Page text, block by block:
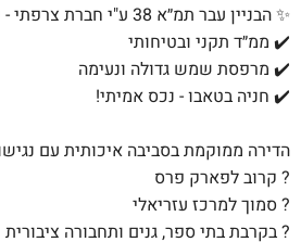
✨ הבניין עבר תמ״א 38 ע"י חברת צרפתי - כמו חדש!
✔️ ממ״ד תקני ובטיחותי
✔️ מרפסת שמש גדולה ונעימה
✔️ חניה בטאבו - נכס אמיתי!
הדירה ממוקמת בסביבה איכותית עם
? קרוב לפארק פרס
? סמוך למרכז עזריאלי
? בקרבת בתי ספר, גנים ותחבורה ציבורית